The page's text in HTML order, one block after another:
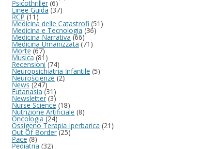
Psicothriller(6)
Linee Guida (37)
RCP(11)
Medicina delle Catastrofi (51)
Medicina e Tecnologia(36)
Medicina Narrativa(66)
Medicina Umanizzata (71)
Morte(67)
Musica(81)
Recensioni(74)
Neuropsichiatria Infantile (5)
Neuroscienze(2)
News(247)
Eutanasia (31)
Newsletter (3)
Nurse Science (18)
Nutrizione Artificiale (8)
Oncologia(24)
Ossigeno Terapia Iperbarica (21)
Out Of Border(25)
Pace(8)
Pediatria (32)